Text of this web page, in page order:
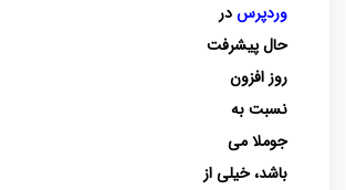
وردپرسدر
حال پیشرفت
روز افزون
نسبت به
جوملا می
باشد، خیلی از